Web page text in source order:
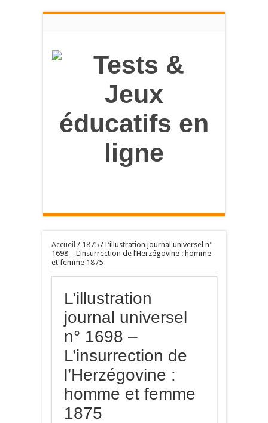
Accueil / 1875/ L’illustration journal universel n°
1698 – L’insurrection de l’Herzégovine : homme
et femme 1875
L’illustration
journal universel
n° 1698 –
L’insurrection de
l’Herzégovine :
homme et femme
1875